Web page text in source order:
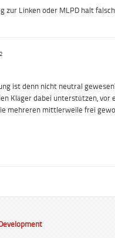
zur Linken oder MLPD halt
ist denn nicht neutral
Kläger dabei unterstützen, vor
mehreren mittlerweile frei